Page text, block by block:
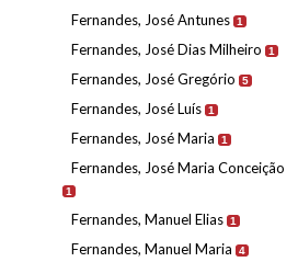
Fernandes, José Antunes 1
Fernandes, José Dias Milheiro 1
Fernandes, José Gregório 5
Fernandes, José Luís 1
Fernandes, José Maria 1
Fernandes, José Maria Conceição
1
Fernandes, Manuel Elias 1
Fernandes, Manuel Maria 4